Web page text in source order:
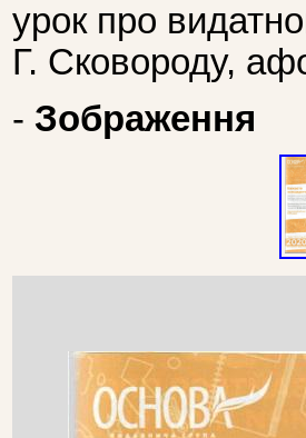
урок про
Г. Сковороду,
- Зображення